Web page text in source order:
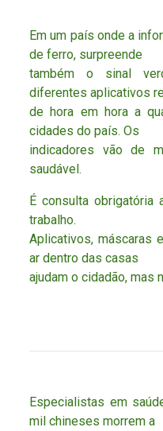
Em um país onde a
de ferro, surpreende
também o sinal
diferentes aplicativos
de hora em hora a
cidades do país. Os
indicadores vão de
saudável.
É consulta
trabalho.
Aplicativos, máscaras
ar dentro das casas
ajudam o cidadão, mas
Especialistas em
mil chineses morrem a